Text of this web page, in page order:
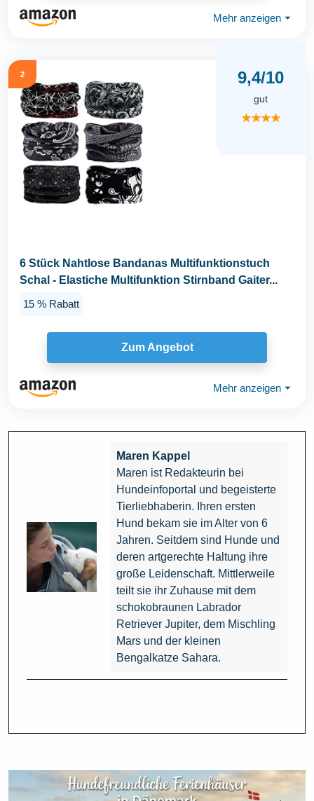
Mehr anzeigen ⏷
2 9,4/10
gut
★★★★
6 Stück Nahtlose Bandanas Multifunktionstuch
Schal - Elastiche Multifunktion Stirnband Gaiter...
15 % Rabatt
Zum Angebot
Mehr anzeigen ⏷
Maren Kappel
Maren ist Redakteurin bei
Hundeinfoportal und begeisterte
Tierliebhaberin. Ihren ersten
Hund bekam sie im Alter von 6
Jahren. Seitdem sind Hunde und
deren artgerechte Haltung ihre
große Leidenschaft. Mittlerweile
teilt sie ihr Zuhause mit dem
schokobraunen Labrador
Retriever Jupiter, dem Mischling
Mars und der kleinen
Bengalkatze Sahara.